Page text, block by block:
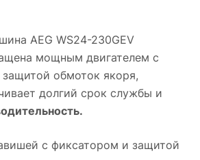
AEG WS24-230GEV
мощным двигателем с
обмоток якоря,
долгий срок службы и
с фиксатором и защитой